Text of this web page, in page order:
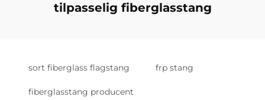
tilpasselig fiberglasstang
sort fiberglass flagstang frp stang
fiberglasstang producent